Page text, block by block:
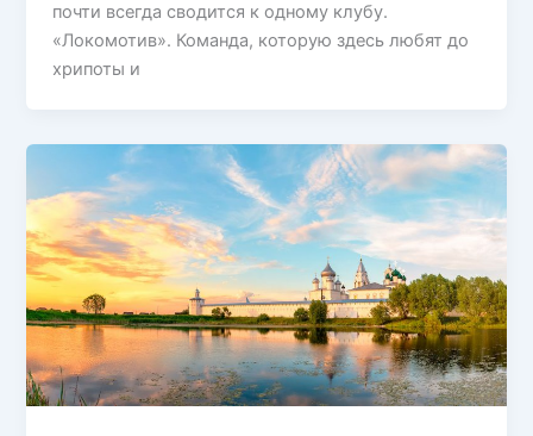
почти всегда сводится к одному клубу.
«Локомотив». Команда, которую здесь любят до
хрипоты и